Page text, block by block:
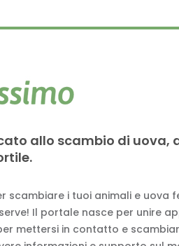
allo scambio di uova,
scambiare i tuoi animali e uova
Il portale nasce per unire
mettersi in contatto e